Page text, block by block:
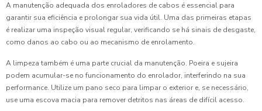
A manutenção adequada dos enroladores de cabos é essencial para
garantir sua eficiência e prolongar sua vida útil. Uma das primeiras etapas
é realizar uma inspeção visual regular, verificando se há sinais de desgaste,
como danos ao cabo ou ao mecanismo de enrolamento.
A limpeza também é uma parte crucial da manutenção. Poeira e sujeira
podem acumular-se no funcionamento do enrolador, interferindo na sua
performance. Utilize um pano seco para limpar o exterior e, se necessário,
use uma escova macia para remover detritos nas áreas de difícil acesso.